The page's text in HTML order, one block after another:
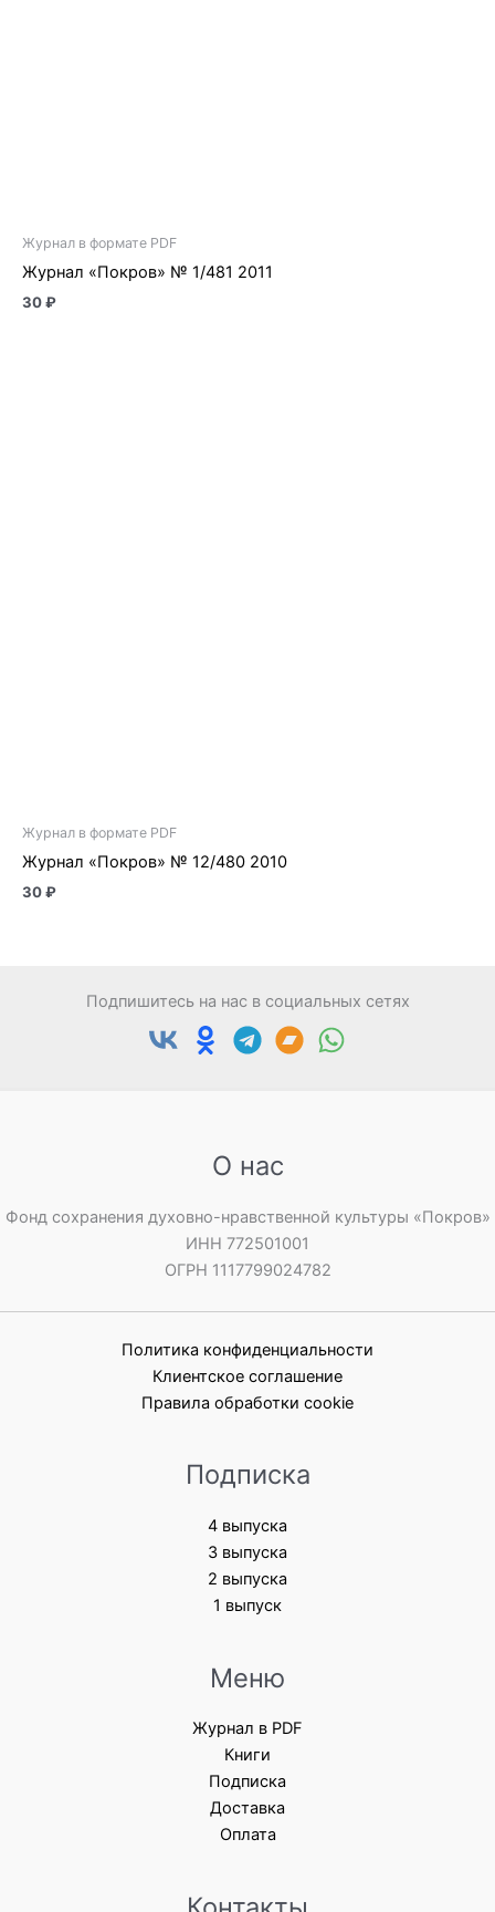
Журнал в формате PDF
Журнал «Покров» № 1/481 2011
30₽
Журнал в формате PDF
Журнал «Покров» № 12/480 2010
30₽
Подпишитесь на нас в социальных сетях
О нас
Фонд сохранения духовно-нравственной культуры «Покров»
ИНН 772501001
ОГРН 1117799024782
Политика конфиденциальности
Клиентское соглашение
Правила обработки cookie
Подписка
4 выпуска
3 выпуска
2 выпуска
1 выпуск
Меню
Журнал в PDF
Книги
Подписка
Доставка
Оплата